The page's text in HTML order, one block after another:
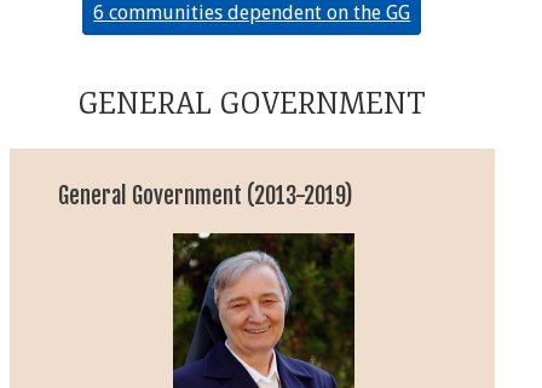
6 communities dependent on the GG
GENERAL GOVERNMENT
General Government (2013-2019)